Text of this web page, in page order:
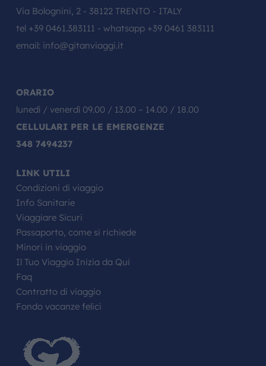
Via Bolognini, 2 - 38122 TRENTO - ITALY
tel +39 0461.383111 - whatsapp +39 0461 383111
email: info@gitanviaggi.it
ORARIO
lunedì / venerdì 09.00 / 13.00 – 14.00 / 18.00
CELLULARI PER LE EMERGENZE
348 7494237
LINK UTILI
Condizioni di viaggio
Info Sanitarie
Viaggiare Sicuri
Passaporto, come si richiede
Minori in viaggio
Il Tuo Viaggio Inizia da Qui
Faq
Contratto di viaggio
Fondo vacanze felici